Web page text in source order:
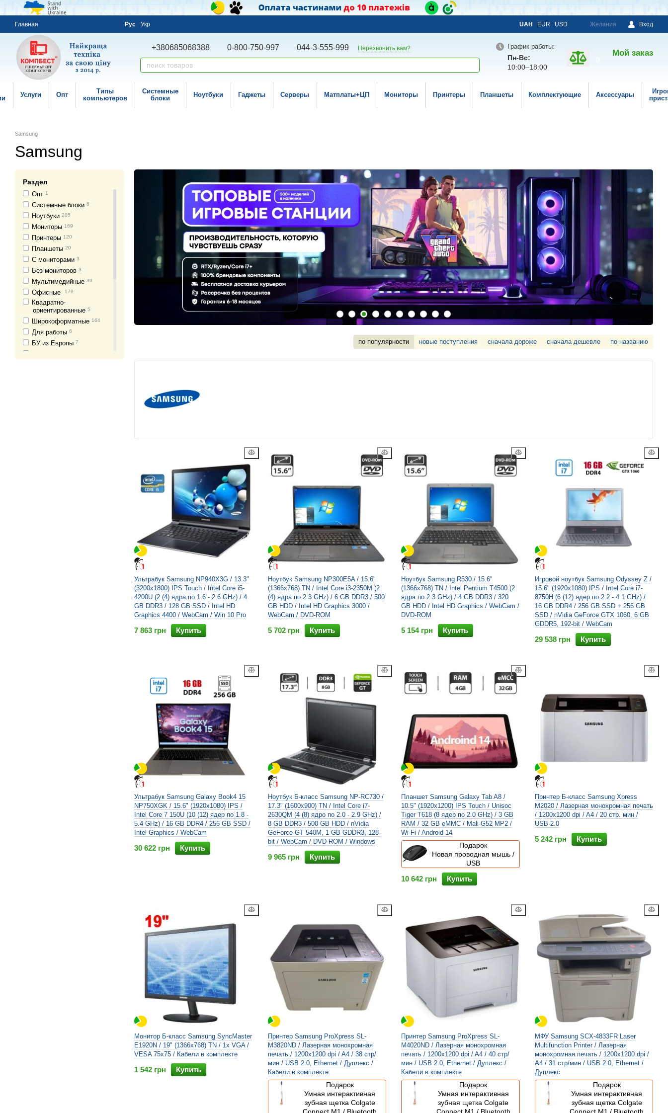
Главная Рус Укр UAH EUR USD Желания Вход
+380685068388 0-800-750-997 044-3-555-999 Перезвонить вам? График работы:
Пн-Вс:
10:00–18:00
Мой заказ
Услуги Опт
Типы
компьютеров
Системные
блоки
Ноутбуки Гаджеты Серверы Матплаты+ЦП Мониторы Принтеры Планшеты Комплектующие Аксессуары
Samsung
Samsung
по популярности новые поступления сначала дороже сначала дешевле по названию
Ультрабук Samsung NP940X3G / 13.3"
(3200x1800) IPS Touch / Intel Core i5-
4200U (2 (4) ядра по 1.6 - 2.6 GHz) / 4
GB DDR3 / 128 GB SSD / Intel HD
Graphics 4400 / WebCam / Win 10 Pro
7 863 грн Купить
Ноутбук Samsung NP300E5A / 15.6"
(1366x768) TN / Intel Core i3-2350M (2
(4) ядра по 2.3 GHz) / 6 GB DDR3 / 500
GB HDD / Intel HD Graphics 3000 /
WebCam / DVD-ROM
5 702 грн Купить
Ноутбук Samsung R530 / 15.6"
(1366x768) TN / Intel Pentium T4500 (2
ядра по 2.3 GHz) / 4 GB DDR3 / 320
GB HDD / Intel HD Graphics / WebCam /
DVD-ROM
5 154 грн Купить
Игровой ноутбук Samsung Odyssey Z /
15.6" (1920x1080) IPS / Intel Core i7-
8750H (6 (12) ядер по 2.2 - 4.1 GHz) /
16 GB DDR4 / 256 GB SSD + 256 GB
SSD / nVidia GeForce GTX 1060, 6 GB
GDDR5, 192-bit / WebCam
29 538 грн Купить
Ультрабук Samsung Galaxy Book4 15
NP750XGK / 15.6" (1920x1080) IPS /
Intel Core 7 150U (10 (12) ядер по 1.8 -
5.4 GHz) / 16 GB DDR4 / 256 GB SSD /
Intel Graphics / WebCam
30 622 грн Купить
Ноутбук Б-класс Samsung NP-RC730 /
17.3" (1600x900) TN / Intel Core i7-
2630QM (4 (8) ядро по 2.0 - 2.9 GHz) /
8 GB DDR3 / 500 GB HDD / nVidia
GeForce GT 540M, 1 GB GDDR3, 128-
bit / WebCam / DVD-ROM / Windows
9 965 грн Купить
Планшет Samsung Galaxy Tab A8 /
10.5" (1920x1200) IPS Touch / Unisoc
Tiger T618 (8 ядер по 2.0 GHz) / 3 GB
RAM / 32 GB eMMC / Mali-G52 MP2 /
Wi-Fi / Android 14
Подарок
Новая проводная мышь /
USB
10 642 грн Купить
Принтер Б-класс Samsung Xpress
M2020 / Лазерная монохромная печать
/ 1200x1200 dpi / A4 / 20 стр. мин /
USB 2.0
5 242 грн Купить
Монитор Б-класс Samsung SyncMaster
E1920N / 19" (1366x768) TN / 1x VGA /
VESA 75x75 / Кабели в комплекте
1 542 грн Купить
Принтер Samsung ProXpress SL-
M3820ND / Лазерная монохромная
печать / 1200x1200 dpi / A4 / 38 стр/
мин / USB 2.0, Ethernet / Дуплекс /
Кабели в комплекте
Подарок
Умная интерактивная
зубная щетка Colgate
Принтер Samsung ProXpress SL-
M4020ND / Лазерная монохромная
печать / 1200x1200 dpi / A4 / 40 стр/
мин / USB 2.0, Ethernet / Дуплекс /
Кабели в комплекте
Подарок
Умная интерактивная
зубная щетка Colgate
МФУ Samsung SCX-4833FR Laser
Multifunction Printer / Лазерная
монохромная печать / 1200x1200 dpi /
A4 / 31 стр/мин / USB 2.0, Ethernet /
Дуплекс
Подарок
Умная интерактивная
зубная щетка Colgate
Раздел
Опт 1
Системные блоки 6
Ноутбуки 205
Мониторы 169
Принтеры 120
Планшеты 20
С мониторами 3
Без мониторов 3
Мультимедийные 30
Офисные 179
Квадратно-
ориентированные 5
Широкоформатные 164
Для работы 6
БУ из Европы 7